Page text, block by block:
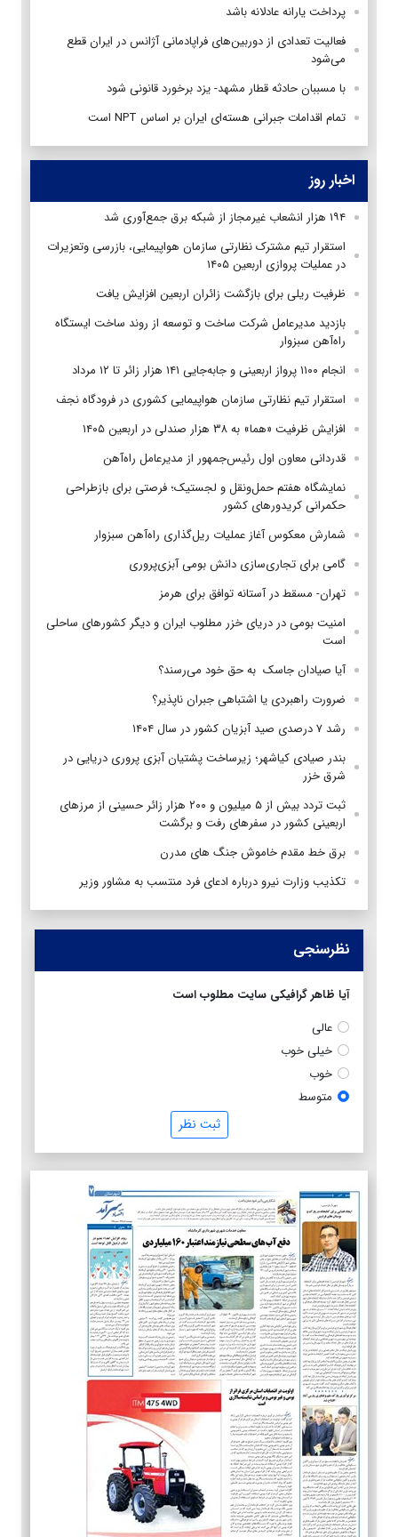
پرداخت یارانه عادلانه باشد
فعالیت تعدادی از دوربین‌های فراپادمانی آژانس در ایران قطع
می‌شود
با مسببان حادثه قطار مشهد- یزد برخورد قانونی شود
تمام اقدامات جبرانی هسته‌ای ایران بر اساس NPT است
اخبار روز
۱۹۴ هزار انشعاب غیرمجاز از شبکه برق جمع‌آوری شد
استقرار تیم مشترک نظارتی سازمان هواپیمایی، بازرسی وتعزیرات
در عملیات پروازی اربعین ۱۴۰۵
ظرفیت ریلی برای بازگشت زائران اربعین افزایش یافت
بازدید مدیرعامل شرکت ساخت و توسعه از روند ساخت ایستگاه
راه‌آهن سبزوار
انجام ۱۱۰۰ پرواز اربعینی و جابه‌جایی ۱۴۱ هزار زائر تا ۱۲ مرداد
استقرار تیم‌ نظارتی سازمان هواپیمایی کشوری در فرودگاه نجف
افزایش ظرفیت «هما» به ۳۸ هزار صندلی در اربعین ۱۴۰۵
قدردانی معاون اول رئیس‌جمهور از مدیرعامل راه‌آهن
نمایشگاه هفتم حمل‌ونقل و لجستیک؛ فرصتی برای بازطراحی
حکمرانی کریدورهای کشور
شمارش معکوس آغاز عملیات ریل‌گذاری راه‌آهن سبزوار
گامی برای تجاری‌سازی دانش بومی آبزی‌پروری
تهران- مسقط در آستانه توافق برای هرمز
امنیت بومی در دریای خزر مطلوب ایران و دیگر کشورهای ساحلی
است
آیا صیادان جاسک به حق خود می‌رسند؟
ضرورت راهبردی یا اشتباهی جبران ناپذیر؟
رشد ۷ درصدی صید آبزیان کشور در سال ۱۴۰۴
بندر صیادی کیاشهر؛ زیرساخت پشتیان آبزی پروری دریایی در
شرق خزر
ثبت تردد بیش از ۵ میلیون و ۲۰۰ هزار زائر حسینی از مرزهای
اربعینی کشور در سفرهای رفت و برگشت
برق خط مقدم خاموش جنگ های مدرن
تکذیب وزارت نیرو درباره ادعای فرد منتسب به مشاور وزیر
نظرسنجی
آیا ظاهر گرافیکی سایت مطلوب است
عالی
خیلی خوب
خوب
متوسط
ثبت نظر